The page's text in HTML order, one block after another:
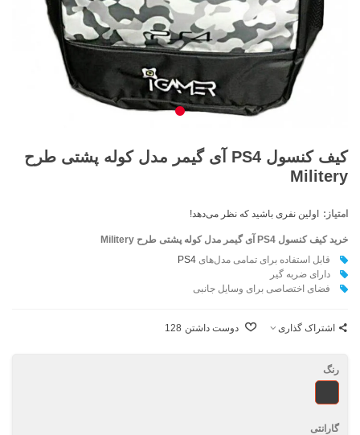
کیف کنسول PS4 آی گیمر مدل کوله پشتی طرح
Militery
امتیاز: اولین نفری باشید که نظر می‌دهد!
خرید کیف کنسول PS4 آی گیمر مدل کوله پشتی طرح
Militery
قابل استفاده برای تمامی مدل‌هایPS4
دارای ضربه گير
فضای اختصاصی برای وسايل جانبی
اشتراک گذاری دوست داشتن 128
رنگ
طرحدار
گارانتی